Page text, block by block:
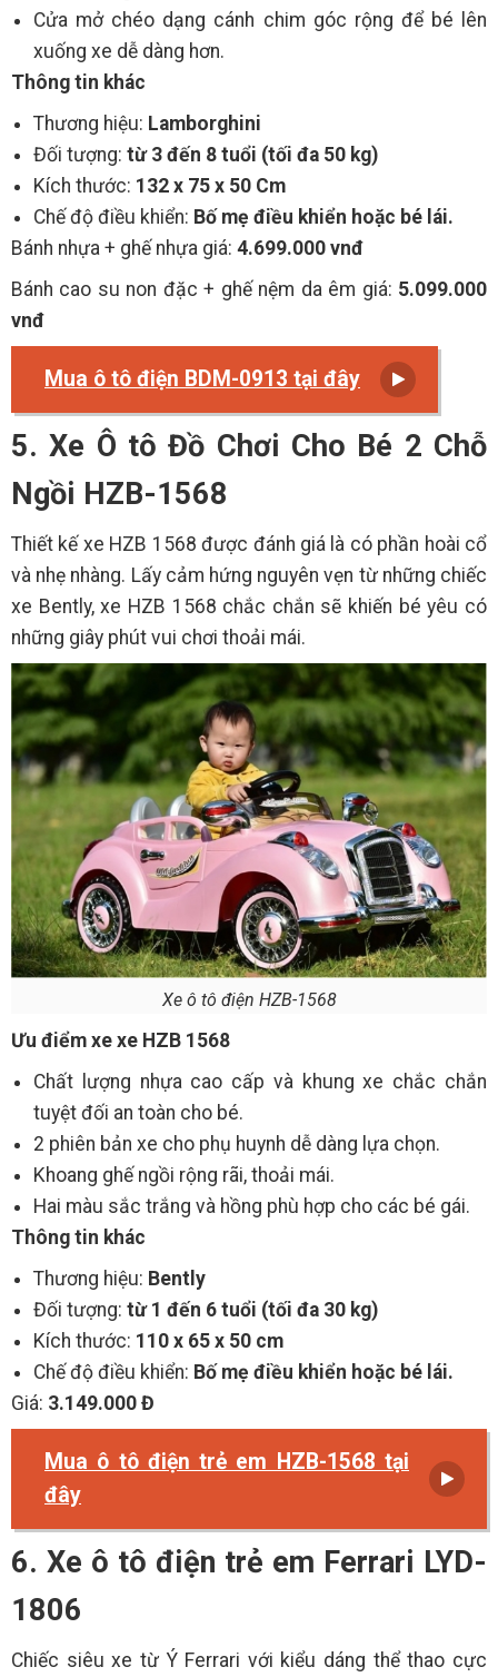
Cửa mở chéo dạng cánh chim góc rộng để bé lên
xuống xe dễ dàng hơn.
Thông tin khác
Thương hiệu: Lamborghini
Đối tượng: từ 3 đến 8 tuổi (tối đa 50 kg)
Kích thước: 132 x 75 x 50 Cm
Chế độ điều khiển: Bố mẹ điều khiển hoặc bé lái.
Bánh nhựa + ghế nhựa giá: 4.699.000 vnđ
Bánh cao su non đặc + ghế nệm da êm giá: 5.099.000
vnđ
Mua ô tô điện BDM-0913 tại đây
5. Xe Ô tô Đồ Chơi Cho Bé 2 Chỗ
Ngồi HZB-1568
Thiết kế xe HZB 1568 được đánh giá là có phần hoài cổ
và nhẹ nhàng. Lấy cảm hứng nguyên vẹn từ những chiếc
xe Bently, xe HZB 1568 chắc chắn sẽ khiến bé yêu có
những giây phút vui chơi thoải mái.
Xe ô tô điện HZB-1568
Ưu điểm xe xe HZB 1568
Chất lượng nhựa cao cấp và khung xe chắc chắn
tuyệt đối an toàn cho bé.
2 phiên bản xe cho phụ huynh dễ dàng lựa chọn.
Khoang ghế ngồi rộng rãi, thoải mái.
Hai màu sắc trắng và hồng phù hợp cho các bé gái.
Thông tin khác
Thương hiệu: Bently
Đối tượng: từ 1 đến 6 tuổi (tối đa 30 kg)
Kích thước: 110 x 65 x 50 cm
Chế độ điều khiển: Bố mẹ điều khiển hoặc bé lái.
Giá: 3.149.000 Đ
Mua ô tô điện trẻ em HZB-1568 tại
đây
6. Xe ô tô điện trẻ em Ferrari LYD-
1806
Chiếc siêu xe từ Ý Ferrari với kiểu dáng thể thao cực